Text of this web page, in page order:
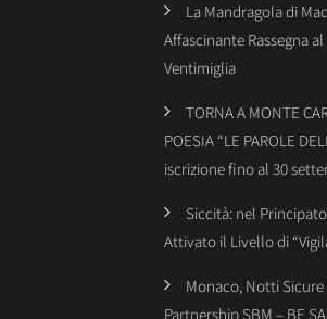
La Mandragola di
Affascinante Rassegna
Ventimiglia
TORNA A MONTE
POESIA “LE PAROLE
iscrizione fino al 30
Siccità: nel
Attivato il Livello di
Monaco, Notti Sicure
Partnership SBM – BE